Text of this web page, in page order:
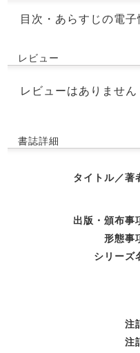
目次・あらすじの電子
レビュー
レビューはありません
書誌詳細
タイトル／著
出版・頒布事
形態事
シリーズ
注
注